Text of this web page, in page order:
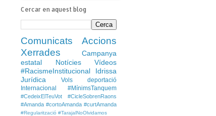
Cercar en aquest blog
Comunicats
Accions
Xerrades
Campanya
estatal
Notícies
Vídeos
#RacismeInstitucional
Idrissa
Jurídica
Vols deportació
Internacional
#MínimsTanquem
#CedeixElTeuVot
#CicleSobrenRaons
#Amanda #cortoAmanda #curtAmanda
#Regularització #TarajalNoOlvidamos